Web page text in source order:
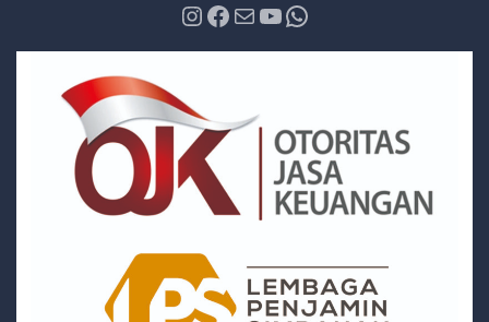
InstagramFacebook Mail YouTube WhatsApp